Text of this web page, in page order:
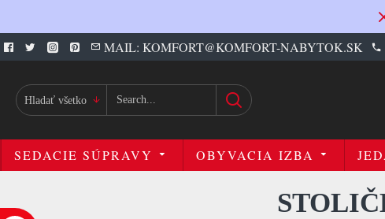
MAIL: KOMFORT@KOMFORT-NABYTOK.SK
Hladať všetko
SEDACIE SÚPRAVY OBYVACIA IZBA